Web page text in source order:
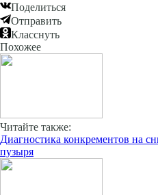
Поделиться
Отправить
Класснуть
Похожее
Читайте также:
Диагностика конкрементов на
пузыря